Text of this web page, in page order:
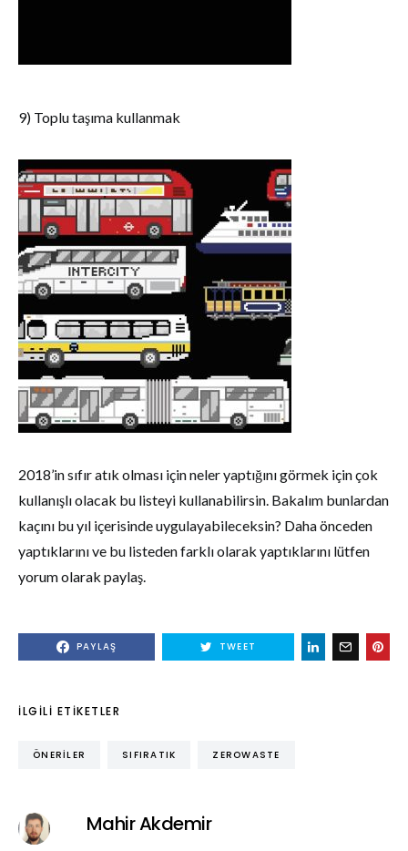
9) Toplu taşıma kullanmak
2018’in sıfır atık olması için neler yaptığını görmek için çok
kullanışlı olacak bu listeyi kullanabilirsin. Bakalım bunlardan
kaçını bu yıl içerisinde uygulayabileceksin? Daha önceden
yaptıklarını ve bu listeden farklı olarak yaptıklarını lütfen
yorum olarak paylaş.
PAYLAŞ TWEET
İLGILI ETIKETLER
ÖNERILER SIFIRATIK ZEROWASTE
Mahir Akdemir